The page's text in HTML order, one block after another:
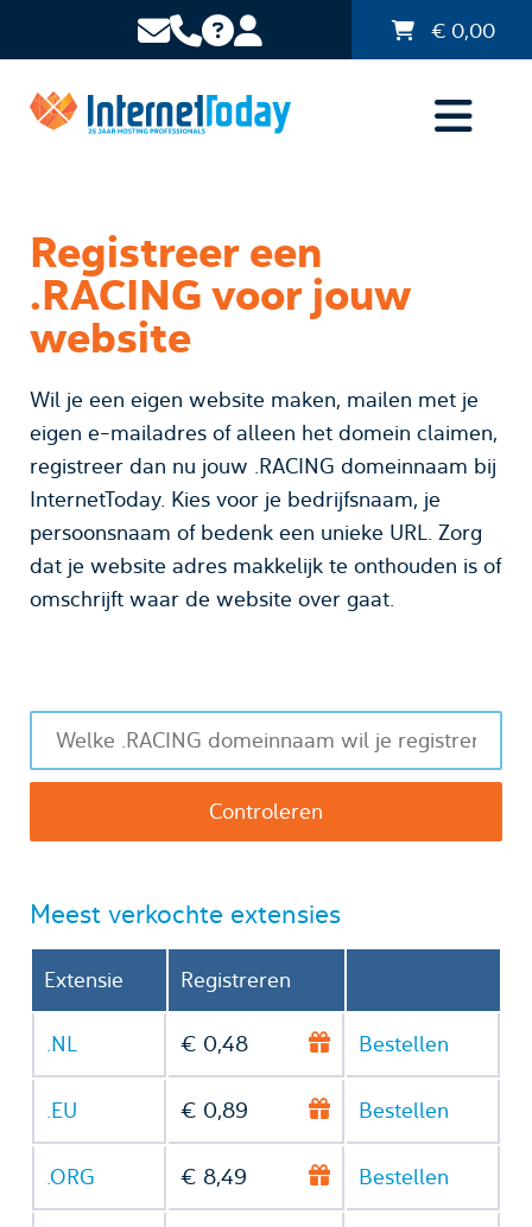
€ 0,00
Registreer een
.RACING voor jouw
website
Wil je een eigen website maken, mailen met je
eigen e-mailadres of alleen het domein claimen,
registreer dan nu jouw .RACING domeinnaam bij
InternetToday. Kies voor je bedrijfsnaam, je
persoonsnaam of bedenk een unieke URL. Zorg
dat je website adres makkelijk te onthouden is of
omschrijft waar de website over gaat.
Meest verkochte extensies
Extensie Registreren
.NL € 0,48 Bestellen
.EU € 0,89 Bestellen
.ORG € 8,49 Bestellen